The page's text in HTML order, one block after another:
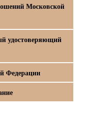
Московской
удостоверяющий
Федерации